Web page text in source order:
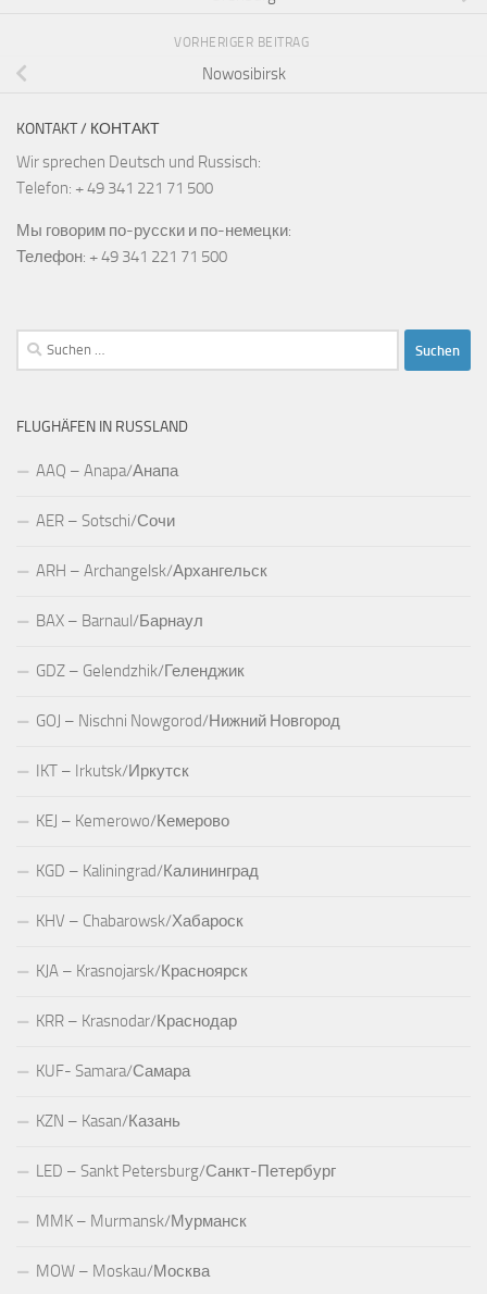
VORHERIGER BEITRAG
Nowosibirsk
KONTAKT / КОНТАКТ
Wir sprechen Deutsch und Russisch:
Telefon: + 49 341 221 71 500
Мы говорим по-русски и по-немецки:
Телефон: + 49 341 221 71 500
Suchen
nach:
FLUGHÄFEN IN RUSSLAND
AAQ – Anapa/Анапа
AER – Sotschi/Сочи
ARH – Archangelsk/Архангельск
BAX – Barnaul/Барнаул
GDZ – Gelendzhik/Геленджик
GOJ – Nischni Nowgorod/Нижний Новгород
IKT – Irkutsk/Иркутск
KEJ – Kemerowo/Кемерово
KGD – Kaliningrad/Калининград
KHV – Chabarowsk/Хабароск
KJA – Krasnojarsk/Красноярск
KRR – Krasnodar/Краснодар
KUF- Samara/Самара
KZN – Kasan/Казань
LED – Sankt Petersburg/Санкт-Петербург
MMK – Murmansk/Мурманск
MOW – Moskau/Москва